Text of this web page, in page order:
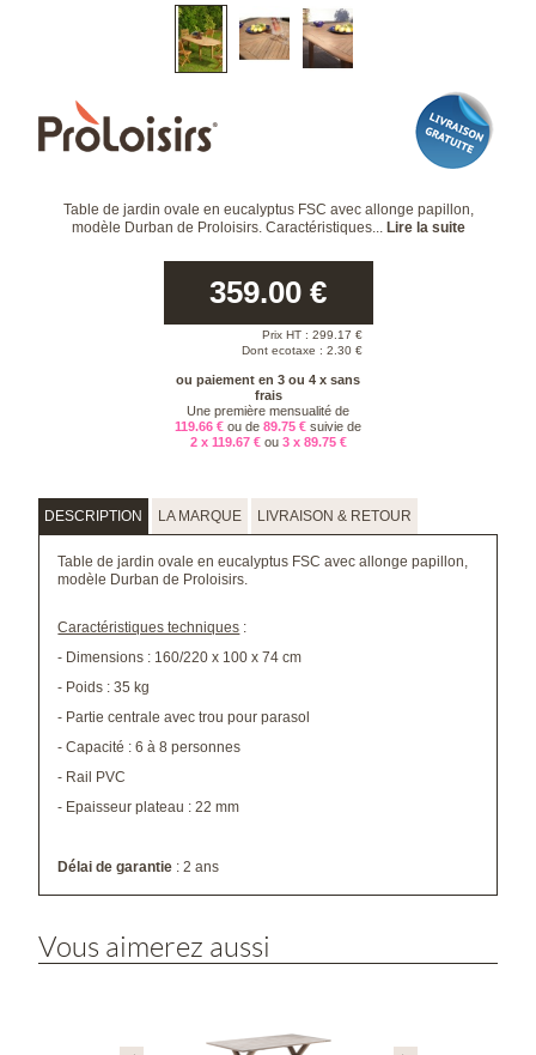
Table de jardin ovale en eucalyptus FSC avec allonge papillon,
modèle Durban de Proloisirs. Caractéristiques... Lire la suite
359.00 €
Prix HT : 299.17 €
Dont ecotaxe : 2.30 €
ou paiement en 3 ou 4 x sans
frais
Une première mensualité de
119.66 € ou de 89.75 € suivie de
2 x 119.67 € ou 3 x 89.75 €
DESCRIPTION LA MARQUE LIVRAISON & RETOUR
Table de jardin ovale en eucalyptus FSC avec allonge papillon,
modèle Durban de Proloisirs.
Caractéristiques techniques :
- Dimensions : 160/220 x 100 x 74 cm
- Poids : 35 kg
- Partie centrale avec trou pour parasol
- Capacité : 6 à 8 personnes
- Rail PVC
- Epaisseur plateau : 22 mm
Délai de garantie : 2 ans
Vous aimerez aussi